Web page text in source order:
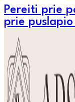
Pereiti prie
prie